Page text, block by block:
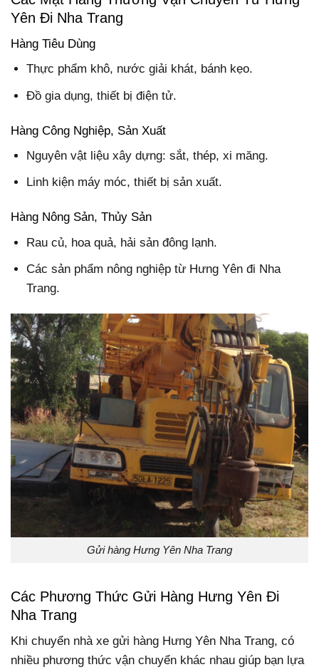
Yên Đi Nha Trang
Hàng Tiêu Dùng
Thực phẩm khô, nước giải khát, bánh kẹo.
Đồ gia dụng, thiết bị điện tử.
Hàng Công Nghiệp, Sản Xuất
Nguyên vật liệu xây dựng: sắt, thép, xi măng.
Linh kiện máy móc, thiết bị sản xuất.
Hàng Nông Sản, Thủy Sản
Rau củ, hoa quả, hải sản đông lạnh.
Các sản phẩm nông nghiệp từ Hưng Yên đi Nha
Trang.
Gửi hàng Hưng Yên Nha Trang
Các Phương Thức Gửi Hàng Hưng Yên Đi
Nha Trang
Khi chuyển nhà xe gửi hàng Hưng Yên Nha Trang, có
nhiều phương thức vận chuyển khác nhau giúp bạn lựa